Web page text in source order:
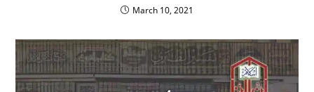
March 10, 2021